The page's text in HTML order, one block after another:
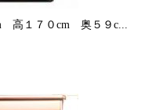
高１７０cm 奥５９c...